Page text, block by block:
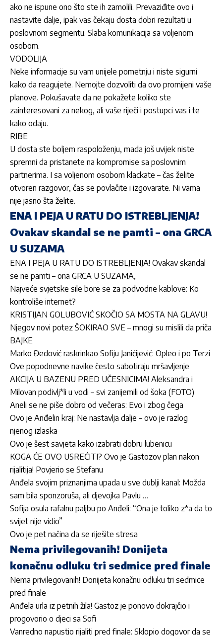
ako ne ispune ono što ste ih zamolili. Prevaziđite ovo i
nastavite dalje, ipak vas čekaju dosta dobri rezultati u
poslovnom segmentu. Slaba komunikacija sa voljenom
osobom.
VODOLIJA
Neke informacije su vam unijele pometnju i niste sigurni
kako da reagujete. Nemojte dozvoliti da ovo promijeni vaše
planove. Pokušavate da ne pokažete koliko ste
zainteresovani za nekog, ali vaše riječi i postupci vas i te
kako odaju.
RIBE
U dosta ste boljem raspoloženju, mada još uvijek niste
spremni da pristanete na kompromise sa poslovnim
partnerima. I sa voljenom osobom klackate – čas želite
otvoren razgovor, čas se povlačite i izgovarate. Ni vama
nije jasno šta želite.
ENA I PEJA U RATU DO ISTREBLJENJA!
Ovakav skandal se ne pamti – ona GRCA
U SUZAMA
ENA I PEJA U RATU DO ISTREBLJENJA! Ovakav skandal
se ne pamti – ona GRCA U SUZAMA,
Najveće svjetske sile bore se za podvodne kablove: Ko
kontroliše internet?
KRISTIJAN GOLUBOVIĆ SKOČIO SA MOSTA NA GLAVU!
Njegov novi potez ŠOKIRAO SVE – mnogi su mislili da priča
BAJKE
Marko Đedović raskrinkao Sofiju Janićijević: Opleo i po Terzi
Ove popodnevne navike često sabotiraju mršavljenje
AKCIJA U BAZENU PRED UČESNICIMA! Aleksandra i
Milovan podivlj*li u vodi – svi zanijemili od šoka (FOTO)
Aneli se ne piše dobro od večeras: Evo i zbog čega
Ovo je Anđelin kraj: Ne nastavlja dalje – ovo je razlog
njenog izlaska
Ovo je šest savjeta kako izabrati dobru lubenicu
KOGA ĆE OVO USREĆITI? Ovo je Gastozov plan nakon
rijalitija! Povjerio se Stefanu
Anđela svojim priznanjima upada u sve dublji kanal: Možda
sam bila sponzoruša, ali djevojka Pavlu …
Sofija osula rafalnu paljbu po Anđeli: “Ona je toliko z*a da to
svijet nije vidio”
Ovo je pet načina da se riješite stresa
Nema privilegovanih! Donijeta
konačnu odluku tri sedmice pred finale
Nema privilegovanih! Donijeta konačnu odluku tri sedmice
pred finale
Anđela urla iz petnih žila! Gastoz je ponovo dokrajčio i
progovorio o djeci sa Sofi
Vanredno napustio rijaliti pred finale: Sklopio dogovor da se